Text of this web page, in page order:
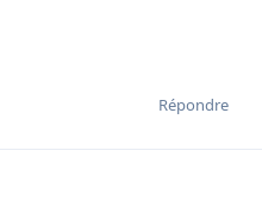
Répondre